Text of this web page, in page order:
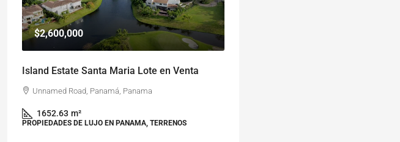
$2,600,000
Island Estate Santa Maria Lote en Venta
Unnamed Road, Panamá, Panama
1652.63 m²
PROPIEDADES DE LUJO EN PANAMA, TERRENOS